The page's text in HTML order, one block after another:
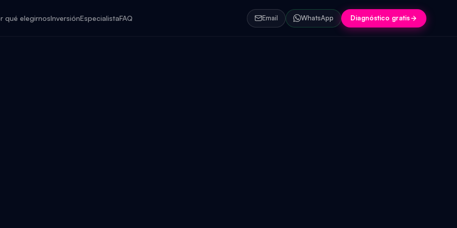
qué elegirnosInversiónEspecialistaFAQ Email WhatsApp Diagnóstico gratis